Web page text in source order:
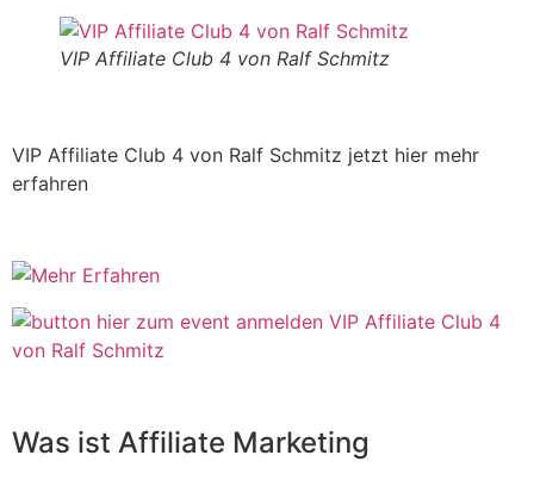
VIP Affiliate Club 4 von Ralf Schmitz
VIP Affiliate Club 4 von Ralf Schmitz jetzt hier mehr
erfahren
Was ist Affiliate Marketing